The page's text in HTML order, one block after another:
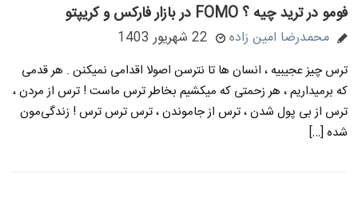
فومو در ترید چیه ؟ FOMO در بازار فارکس و کریپتو
محمدرضا امین زاده 22 شهریور 1403
ترس چیز عجیبیه ، انسان ها تا نترسن اصولا اقدامی نمیکنن . هر قدمی
که برمیداریم ، هر زحمتی که میکشیم بخاطر ترس ماست ! ترس از مردن ،
ترس از بی پول شدن ، ترس از جاموندن ، ترس ترس ترس ! زندگی‌مون
شده […]